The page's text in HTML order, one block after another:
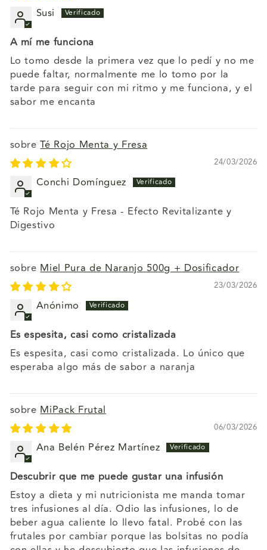
Susi
A mí me funciona
Lo tomo desde la primera vez que lo pedí y no me
puede faltar, normalmente me lo tomo por la
tarde para seguir con mi ritmo y me funciona, y el
sabor me encanta
Té Rojo Menta y Fresa
24/03/2026
Conchi Domínguez
Té Rojo Menta y Fresa - Efecto Revitalizante y
Digestivo
Miel Pura de Naranjo 500g + Dosificador
23/03/2026
Anónimo
Es espesita, casi como cristalizada
Es espesita, casi como cristalizada. Lo único que
esperaba algo más de sabor a naranja
MiPack Frutal
06/03/2026
Ana Belén Pérez Martínez
Descubrir que me puede gustar una infusión
Estoy a dieta y mi nutricionista me manda tomar
tres infusiones al día. Odio las infusiones, lo de
beber agua caliente lo llevo fatal. Probé con las
frutales por cambiar porque las bolsitas no podía